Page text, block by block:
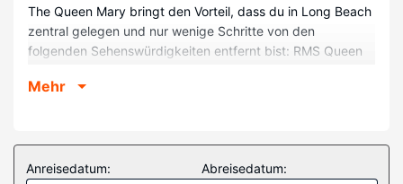
The Queen Mary bringt den Vorteil, dass du in Long Beach
zentral gelegen und nur wenige Schritte von den
folgenden Sehenswürdigkeiten entfernt bist: RMS Queen
Kreuzfahrtterminal Long Beach. Dieses Hotel ist 2,5 km
Mehr
Anreisedatum: Abreisedatum: